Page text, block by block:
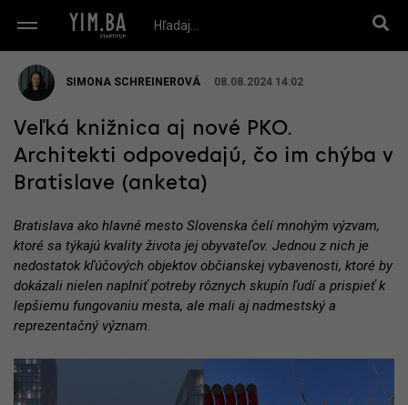
SIMONA SCHREINEROVÁ 08.08.2024 14:02
Veľká knižnica aj nové PKO.
Architekti odpovedajú, čo im chýba v
Bratislave (anketa)
Bratislava ako hlavné mesto Slovenska čelí mnohým výzvam,
ktoré sa týkajú kvality života jej obyvateľov. Jednou z nich je
nedostatok kľúčových objektov občianskej vybavenosti, ktoré by
dokázali nielen naplniť potreby rôznych skupín ľudí a prispieť k
lepšiemu fungovaniu mesta, ale mali aj nadmestský a
reprezentačný význam.